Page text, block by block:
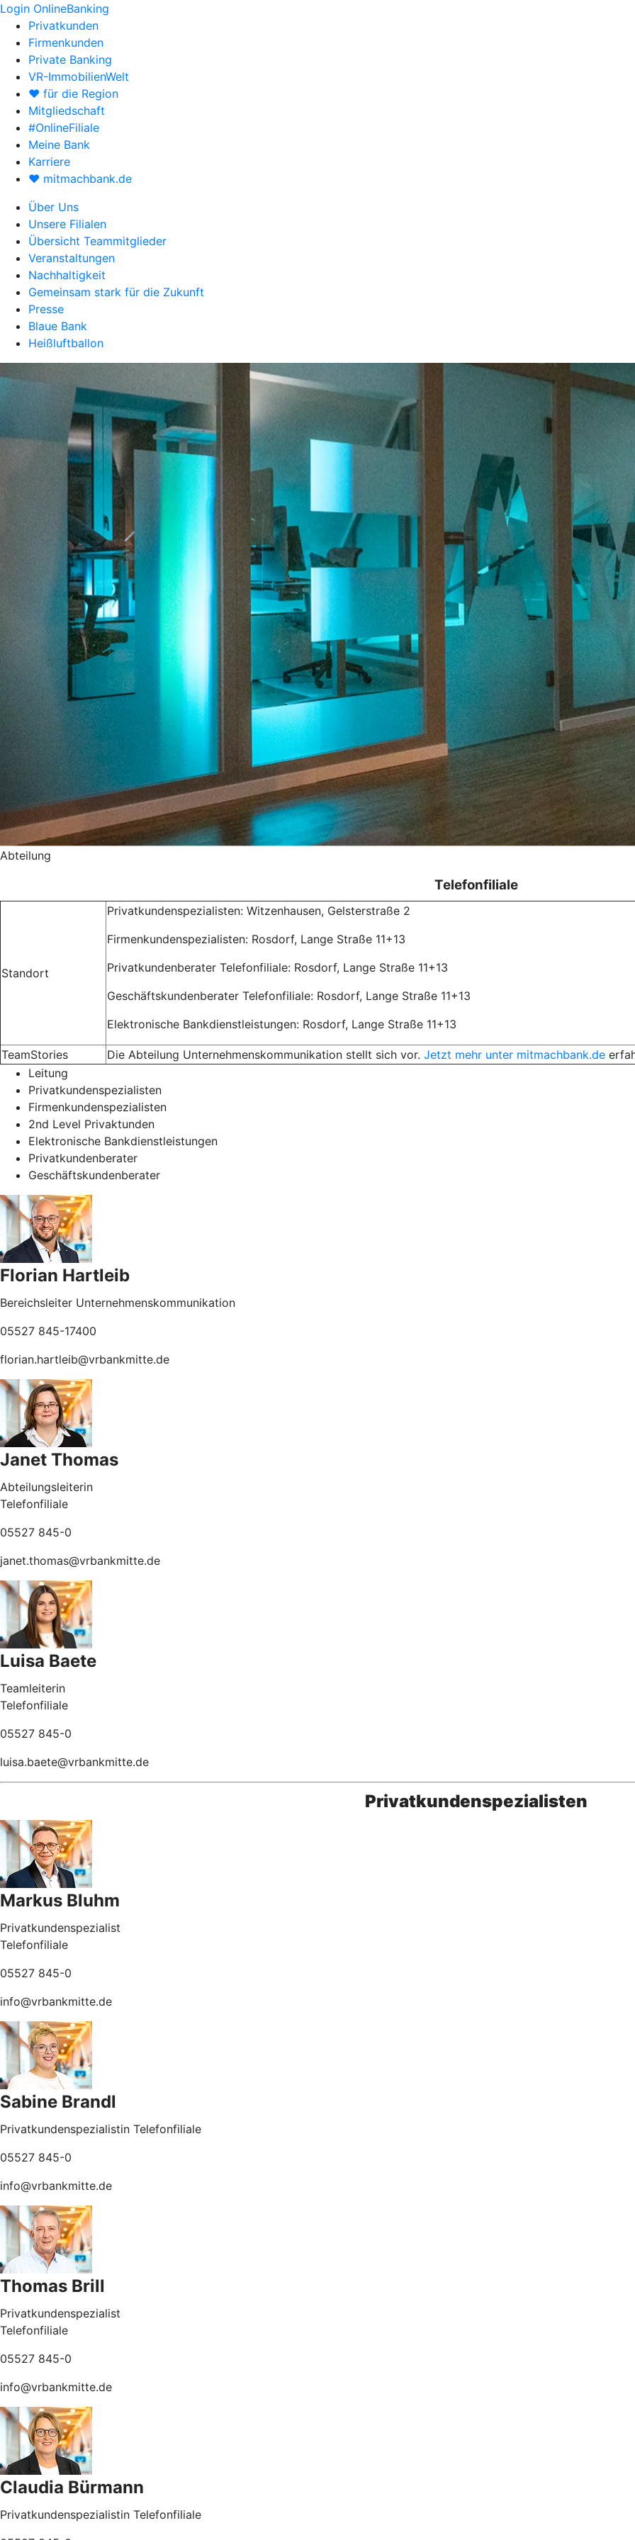
Login OnlineBanking
Privatkunden
Firmenkunden
Private Banking
VR-ImmobilienWelt
♥ für die Region
Mitgliedschaft
#OnlineFiliale
Meine Bank
Karriere
♥ mitmachbank.de
Über Uns
Unsere Filialen
Übersicht Teammitglieder
Veranstaltungen
Nachhaltigkeit
Gemeinsam stark für die Zukunft
Presse
Blaue Bank
Heißluftballon
Abteilung
Telefonfiliale
Standort
Privatkundenspezialisten: Witzenhausen, Gelsterstraße 2
Firmenkundenspezialisten: Rosdorf, Lange Straße 11+13
Privatkundenberater Telefonfiliale: Rosdorf, Lange Straße 11+13
Geschäftskundenberater Telefonfiliale: Rosdorf, Lange Straße 11+13
Elektronische Bankdienstleistungen: Rosdorf, Lange Straße 11+13
TeamStories Die Abteilung Unternehmenskommunikation stellt sich vor. Jetzt mehr unter mitmachbank.de
Leitung
Privatkundenspezialisten
Firmenkundenspezialisten
2nd Level Privaktunden
Elektronische Bankdienstleistungen
Privatkundenberater
Geschäftskundenberater
Florian Hartleib
Bereichsleiter Unternehmenskommunikation
05527 845-17400
florian.hartleib@vrbankmitte.de
Janet Thomas
Abteilungsleiterin
Telefonfiliale
05527 845-0
janet.thomas@vrbankmitte.de
Luisa Baete
Teamleiterin
Telefonfiliale
05527 845-0
luisa.baete@vrbankmitte.de
Privatkundenspezialisten
Markus Bluhm
Privatkundenspezialist
Telefonfiliale
05527 845-0
info@vrbankmitte.de
Sabine Brandl
Privatkundenspezialistin Telefonfiliale
05527 845-0
info@vrbankmitte.de
Thomas Brill
Privatkundenspezialist
Telefonfiliale
05527 845-0
info@vrbankmitte.de
Claudia Bürmann
Privatkundenspezialistin Telefonfiliale